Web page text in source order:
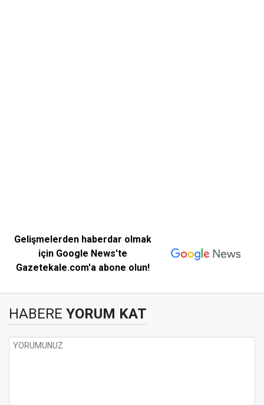
Gelişmelerden haberdar olmak
için Google News'te
Gazetekale.com'a abone olun!
HABERE YORUM KAT